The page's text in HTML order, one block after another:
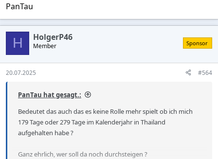
„Verschnaufpause“ begrüßt – ob sie nach 2026 Bestand hat,
bleibt offen. Die Regierung nennt die Maßnahme ausdrücklich
eine
vorübergehende Investitionsförderung
Quelle:
PanTau
H HolgerP46
Member Sponsor
20.07.2025 #564
PanTau hat gesagt.:
Bedeutet das auch das es keine Rolle mehr spielt ob ich mich
179 Tage oder 279 Tage im Kalenderjahr in Thailand
aufgehalten habe ?
Ganz ehrlich, wer soll da noch durchsteigen ?